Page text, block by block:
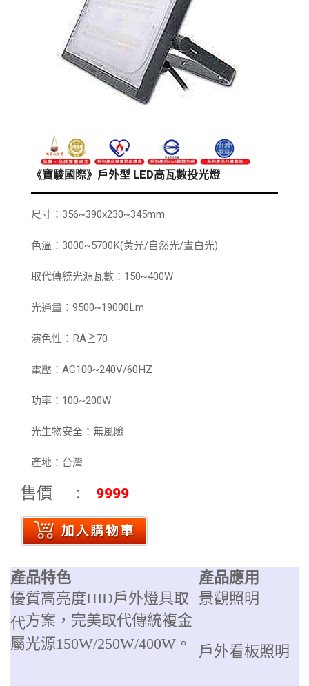
《寶駿國際》戶外型 LED高瓦數投光燈
尺寸：356~390x230~345mm
色溫：3000~5700K(黃光/自然光/晝白光)
取代傳統光源瓦數：150~400W
光通量：9500~19000Lm
演色性：RA≧70
電壓：AC100~240V/60HZ
功率：100~200W
光生物安全：無風險
產地：台灣
售價 9999
產品特色
產品應用
優質高亮度HID戶外燈具取
代方案，完美取代傳統複金
屬光源150W/250W/400W。
景觀照明
戶外看板照明